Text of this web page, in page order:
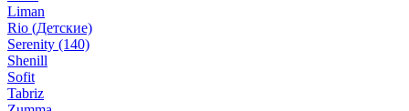
Liman
Rio (Детские)
Serenity (140)
Shenill
Sofit
Tabriz